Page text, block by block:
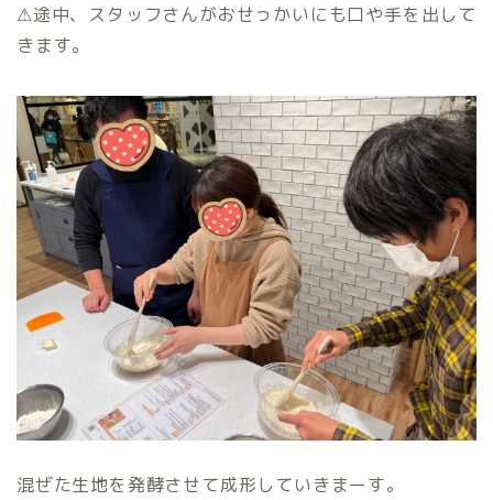
⚠︎途中、スタッフさんがおせっかいにも口や手を出して
きます。
混ぜた生地を発酵させて成形していきまーす。